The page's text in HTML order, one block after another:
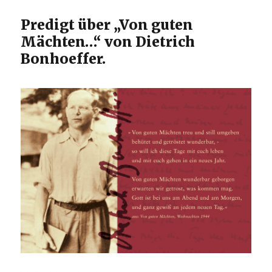
Predigt über „Von guten
Mächten…“ von Dietrich
Bonhoeffer.